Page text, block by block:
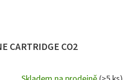
CARTRIDGE CO2